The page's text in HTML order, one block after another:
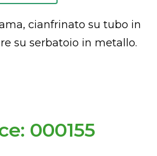
cianfrinato su tubo in
su serbatoio in metallo.
000155